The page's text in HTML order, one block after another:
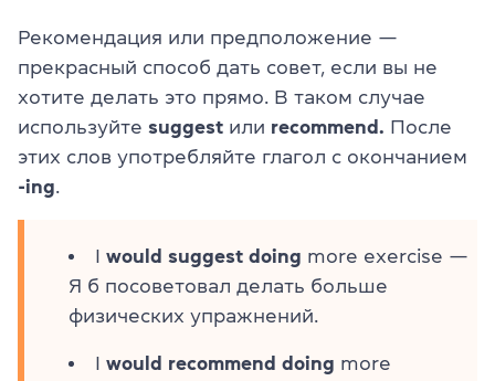
Рекомендация или предположение —
прекрасный способ дать совет, если вы не
хотите делать это прямо. В таком случае
используйте suggest или recommend. После
этих слов употребляйте глагол с окончанием
-ing.
I would suggest doing more exercise —
Я б посоветовал делать больше
физических упражнений.
I would recommend doing more